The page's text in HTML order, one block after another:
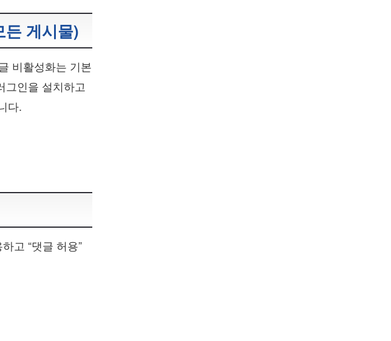
든 게시물)
비활성화는 기본
그인을 설치하고
다.
고 “댓글 허용”